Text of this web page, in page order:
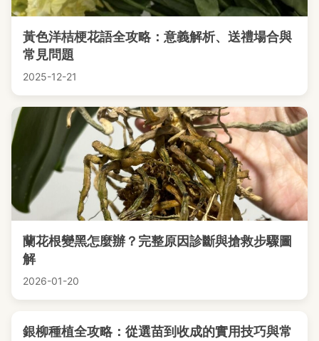
黃色洋桔梗花語全攻略：意義解析、送禮場合與
常見問題
2025-12-21
蘭花根變黑怎麼辦？完整原因診斷與搶救步驟圖
解
2026-01-20
銀柳種植全攻略：從選苗到收成的實用技巧與常